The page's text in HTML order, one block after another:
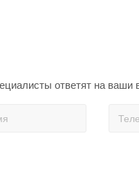
ответят на ваши